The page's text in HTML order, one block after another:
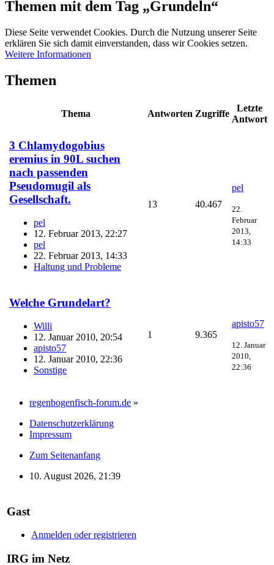
Themen mit dem Tag „Grundeln“
Diese Seite verwendet Cookies. Durch die Nutzung unserer Seite
erklären Sie sich damit einverstanden, dass wir Cookies setzen.
Weitere Informationen
Themen
Thema Antworten Zugriffe
Letzte
Antwort
3 Chlamydogobius
eremius in 90L suchen
nach passenden
Pseudomugil als
Gesellschaft.
pel
12. Februar 2013, 22:27
pel
22. Februar 2013, 14:33
Haltung und Probleme
13 40.467
pel
22.
Februar
2013,
14:33
Welche Grundelart?
Willi
12. Januar 2010, 20:54
apisto57
12. Januar 2010, 22:36
Sonstige
1 9.365
apisto57
12. Januar
2010,
22:36
regenbogenfisch-forum.de »
Datenschutzerklärung
Impressum
Zum Seitenanfang
10. August 2026, 21:39
Gast
Anmelden oder registrieren
IRG im Netz